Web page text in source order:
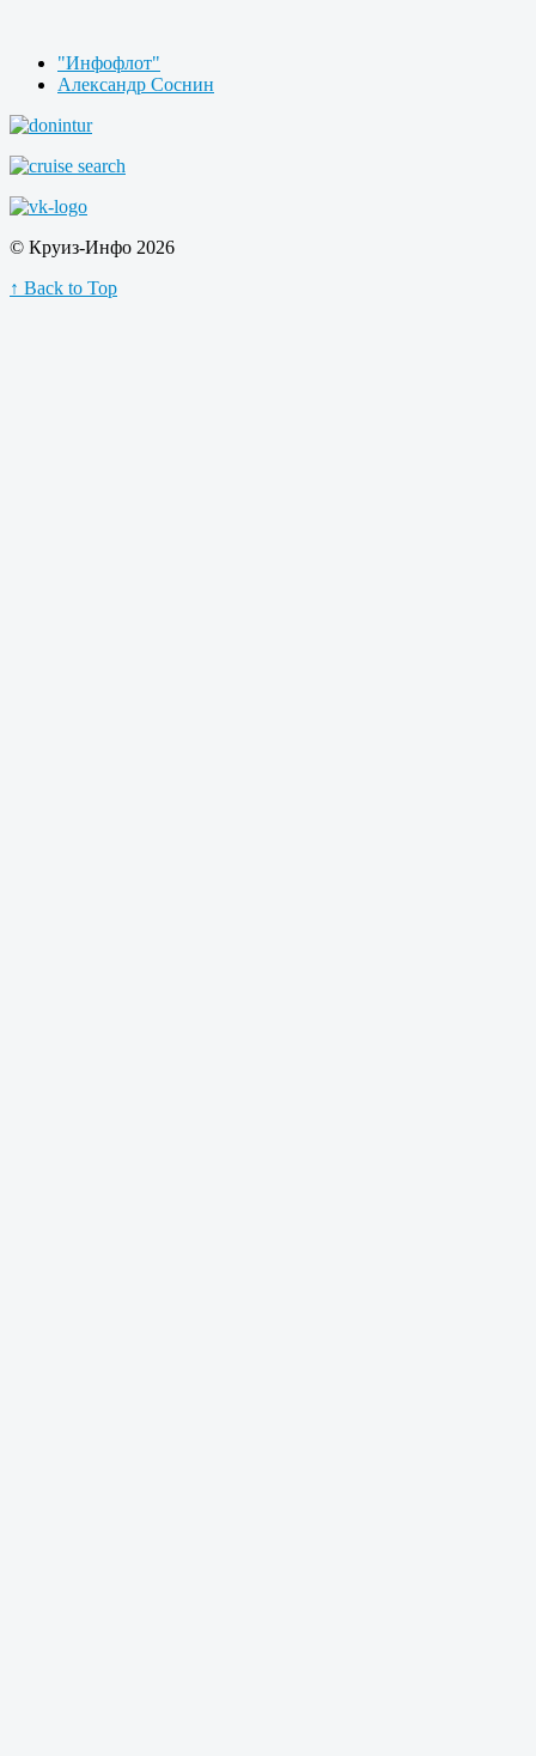
"Инфофлот"
Александр Соснин
© Круиз-Инфо 2026
↑ Back to Top